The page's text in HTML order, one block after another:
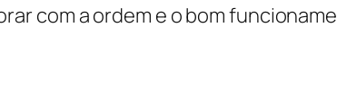
com a ordem e o bom